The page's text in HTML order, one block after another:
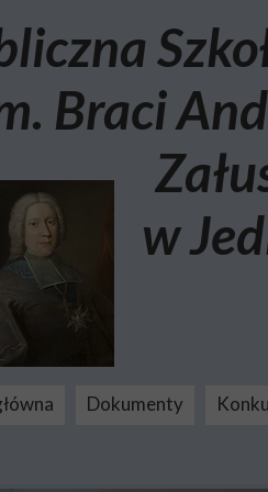
Dokumenty
Braci
w